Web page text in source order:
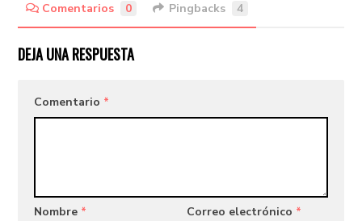
Comentarios 0 Pingbacks 4
DEJA UNA RESPUESTA
Comentario *
Nombre * Correo electrónico *